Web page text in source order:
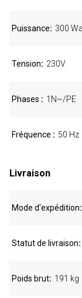
Puissance 300
Tension 230V
Phases 1N~/PE
Fréquence 50 Hz
Livraison
Mode d'expédition
Statut de livraison
Poids brut 191 kg